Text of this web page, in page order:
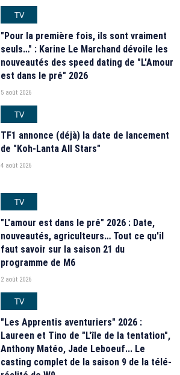
TV
"Pour la première fois, ils sont vraiment
seuls…" : Karine Le Marchand dévoile les
nouveautés des speed dating de "L'Amour
est dans le pré" 2026
5 août 2026
TV
TF1 annonce (déjà) la date de lancement
de "Koh-Lanta All Stars"
4 août 2026
TV
"L'amour est dans le pré" 2026 : Date,
nouveautés, agriculteurs… Tout ce qu'il
faut savoir sur la saison 21 du
programme de M6
2 août 2026
TV
"Les Apprentis aventuriers" 2026 :
Laureen et Tino de "L'île de la tentation",
Anthony Matéo, Jade Leboeuf... Le
casting complet de la saison 9 de la télé-